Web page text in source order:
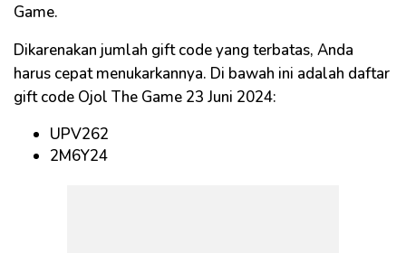
Game.
Dikarenakan jumlah gift code yang terbatas, Anda
harus cepat menukarkannya. Di bawah ini adalah daftar
gift code Ojol The Game 23 Juni 2024:
UPV262
2M6Y24